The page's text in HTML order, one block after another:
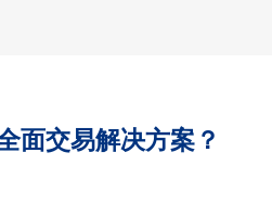
面交易解决方案？